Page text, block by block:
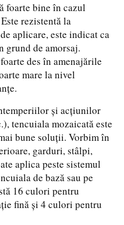
foarte bine în cazul
rezistentă la
aplicare, este indicat ca
grund de amorsaj.
des în amenajările
mare la nivel
și acțiunilor
tencuiala mozaicată este
bune soluții. Vorbim în
garduri, stâlpi,
aplica peste sistemul
de bază sau pe
16 culori pentru
fină și 4 culori pentru